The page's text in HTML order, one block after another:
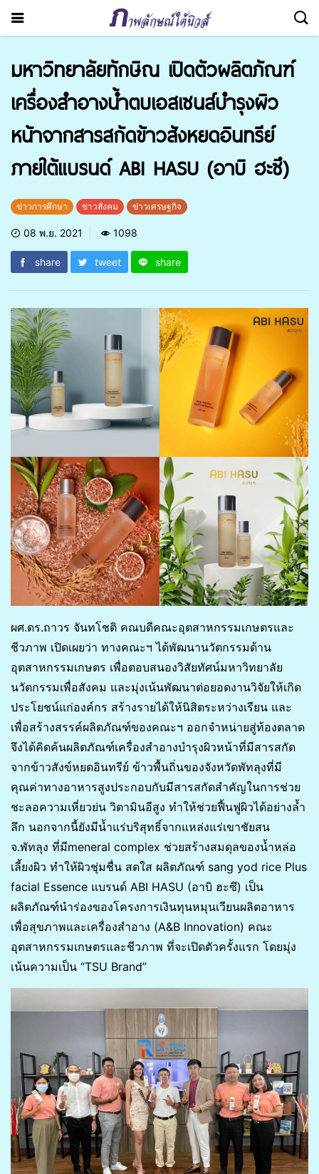
มหาวิทยาลัยทักษิณ เปิดตัวผลิตภัณฑ์
เครื่องสำอางน้ำตบเอสเซนส์บำรุงผิว
หน้าจากสารสกัดข้าวสังหยดอินทรีย์
ภายใต้แบรนด์ ABI HASU (อาบิ ฮะซึ)
ข่าวการศึกษา ข่าวสังคม ข่าวเศรษฐกิจ
08 พ.ย. 2021 1098
share tweet share
ผศ.ดร.ถาวร จันทโชติ คณบดีคณะอุตสาหกรรมเกษตรและ
ชีวภาพ เปิดเผยว่า ทางคณะฯ ได้พัฒนานวัตกรรมด้าน
อุตสาหกรรมเกษตร เพื่อตอบสนองวิสัยทัศน์มหาวิทยาลัย
นวัตกรรมเพื่อสังคม และมุ่งเน้นพัฒนาต่อยอดงานวิจัยให้เกิด
ประโยชน์แก่องค์กร สร้างรายได้ให้นิสิตระหว่างเรียน และ
เพื่อสร้างสรรค์ผลิตภัณฑ์ของคณะฯ ออกจำหน่ายสู่ท้องตลาด
จึงได้คิดค้นผลิตภัณฑ์เครื่องสำอางบำรุงผิวหน้าที่มีสารสกัด
จากข้าวสังข์หยดอินทรีย์ ข้าวพื้นถิ่นของจังหวัดพัทลุงที่มี
คุณค่าทางอาหารสูงประกอบกับมีสารสกัดสำคัญในการช่วย
ชะลอความเหี่ยวย่น วิตามินอีสูง ทำให้ช่วยฟื้นฟูผิวได้อย่างล้ำ
ลึก นอกจากนี้ยังมีน้ำแร่บริสุทธิ์จากแหล่งแร่เขาชัยสน
จ.พัทลุง ที่มีmeneral complex ช่วยสร้างสมดุลของน้ำหล่อ
เลี้ยงผิว ทำให้ผิวชุ่มชื่น สดใส ผลิตภัณฑ์ sang yod rice Plus
facial Essence แบรนด์ ABI HASU (อาบิ ฮะซึ) เป็น
ผลิตภัณฑ์นำร่องของโครงการเงินทุนหมุนเวียนผลิตอาหาร
เพื่อสุขภาพและเครื่องสำอาง (A&B Innovation) คณะ
อุตสาหกรรมเกษตรและชีวภาพ ที่จะเปิดตัวครั้งแรก โดยมุ่ง
เน้นความเป็น “TSU Brand”